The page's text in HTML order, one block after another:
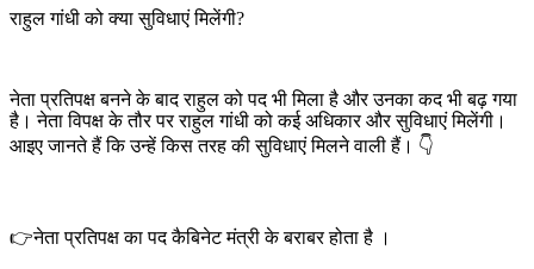
राहुल गांधी को क्या सुविधाएं मिलेंगी?
नेता प्रतिपक्ष बनने के बाद राहुल को पद भी मिला है और उनका कद भी बढ़ गया
है। नेता विपक्ष के तौर पर राहुल गांधी को कई अधिकार और सुविधाएं मिलेंगी।
आइए जानते हैं कि उन्हें किस तरह की सुविधाएं मिलने वाली हैं। 👇
👉नेता प्रतिपक्ष का पद कैबिनेट मंत्री के बराबर होता है ।